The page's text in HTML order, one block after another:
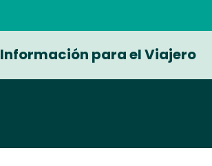
Información para el Viajero